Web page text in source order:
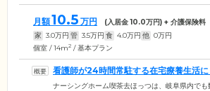
月額10.5 万円 (入居金10.0万円) + 介護保険料
家 3.0万円 管 3.5万円 食 4.0万円 他 0万円
個室 / 14m2 / 基本プラン
看護師が24時間常駐する在宅療養生活
ナーシングホーム喫茶去ほっつは、岐阜県内でも